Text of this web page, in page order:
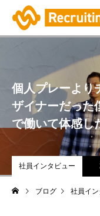
個人プレーより
ザイナーだった
で働いて体感し
社員インタビュー
ブログ 社員イ